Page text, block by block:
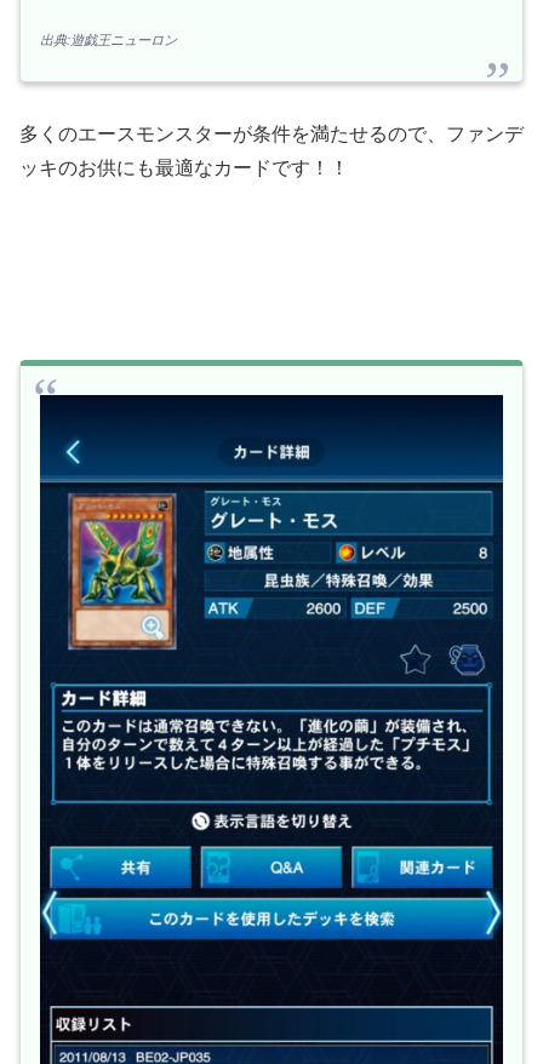
出典:遊戯王ニューロン
多くのエースモンスターが条件を満たせるので、ファンデ
ッキのお供にも最適なカードです！！